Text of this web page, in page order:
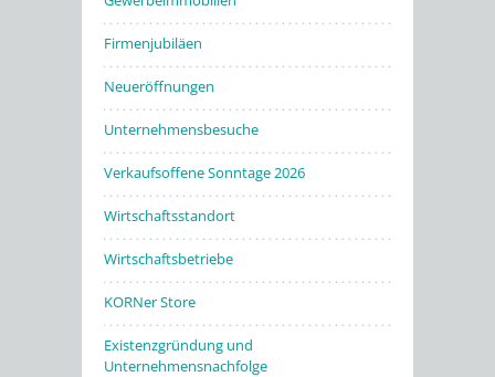
Firmenjubiläen
Neueröffnungen
Unternehmensbesuche
Verkaufsoffene Sonntage 2026
Wirtschaftsstandort
Wirtschaftsbetriebe
KORNer Store
Existenzgründung und
Unternehmensnachfolge